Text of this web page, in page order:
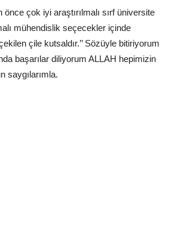
çok iyi araştırılmalı sırf üniversite
mühendislik seçecekler içinde
çile kutsaldır.’’ Sözüyle bitiriyorum
başarılar diliyorum ALLAH hepimizin
saygılarımla.